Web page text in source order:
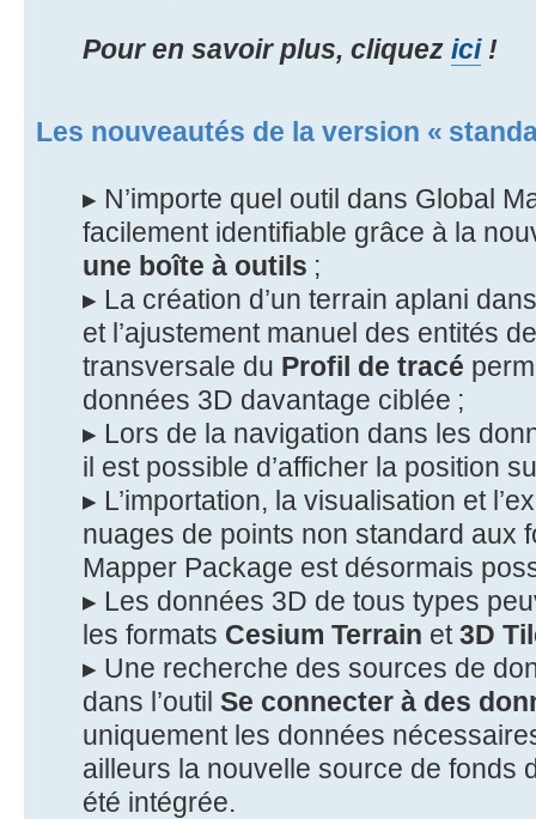
Pour en savoir plus, cliquez ici!
Les nouveautés de la version «
▸ N’importe quel outil dans Global
facilement identifiable grâce à la
une boîte à outils ;
▸ La création d’un terrain aplani
et l’ajustement manuel des entités
transversale du Profil de tracé
données 3D davantage ciblée ;
▸ Lors de la navigation dans les
il est possible d’afficher la position
▸ L’importation, la visualisation et
nuages de points non standard aux
Mapper Package est désormais
▸ Les données 3D de tous types
les formats Cesium Terrain et3D
▸ Une recherche des sources de
dans l’outil Se connecter à des
uniquement les données
ailleurs la nouvelle source de fonds
été intégrée.